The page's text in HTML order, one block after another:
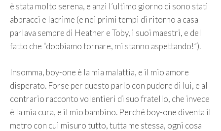
è stata molto serena, e anzi l’ultimo giorno ci sono stati
abbracci e lacrime (e nei primi tempi di ritorno a casa
parlava sempre di Heather e Toby, i suoi maestri, e del
fatto che “dobbiamo tornare, mi stanno aspettando!”).
Insomma, boy-one è la mia malattia, e il mio amore
disperato. Forse per questo parlo con pudore di lui, e al
contrario racconto volentieri di suo fratello, che invece
è la mia cura, e il mio bambino. Perché boy-one diventa il
metro con cui misuro tutto, tutta me stessa, ogni cosa